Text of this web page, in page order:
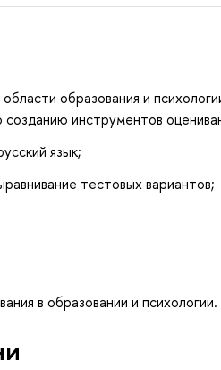
образования и
инструментов
язык;
тестовых вариантов;
в образовании и психологии.